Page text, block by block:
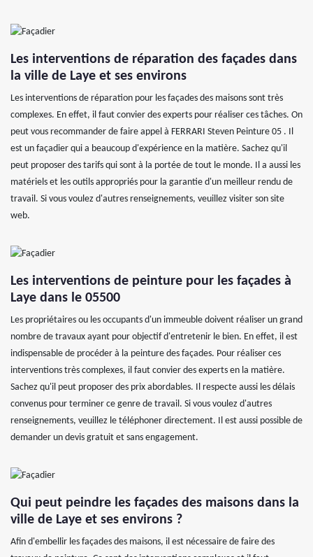
Les interventions de réparation des façades dans
la ville de Laye et ses environs
Les interventions de réparation pour les façades des maisons sont très
complexes. En effet, il faut convier des experts pour réaliser ces tâches. On
peut vous recommander de faire appel à FERRARI Steven Peinture 05 . Il
est un façadier qui a beaucoup d'expérience en la matière. Sachez qu'il
peut proposer des tarifs qui sont à la portée de tout le monde. Il a aussi les
matériels et les outils appropriés pour la garantie d'un meilleur rendu de
travail. Si vous voulez d'autres renseignements, veuillez visiter son site
web.
Les interventions de peinture pour les façades à
Laye dans le 05500
Les propriétaires ou les occupants d'un immeuble doivent réaliser un grand
nombre de travaux ayant pour objectif d'entretenir le bien. En effet, il est
indispensable de procéder à la peinture des façades. Pour réaliser ces
interventions très complexes, il faut convier des experts en la matière.
Sachez qu'il peut proposer des prix abordables. Il respecte aussi les délais
convenus pour terminer ce genre de travail. Si vous voulez d'autres
renseignements, veuillez le téléphoner directement. Il est aussi possible de
demander un devis gratuit et sans engagement.
Qui peut peindre les façades des maisons dans la
ville de Laye et ses environs ?
Afin d'embellir les façades des maisons, il est nécessaire de faire des